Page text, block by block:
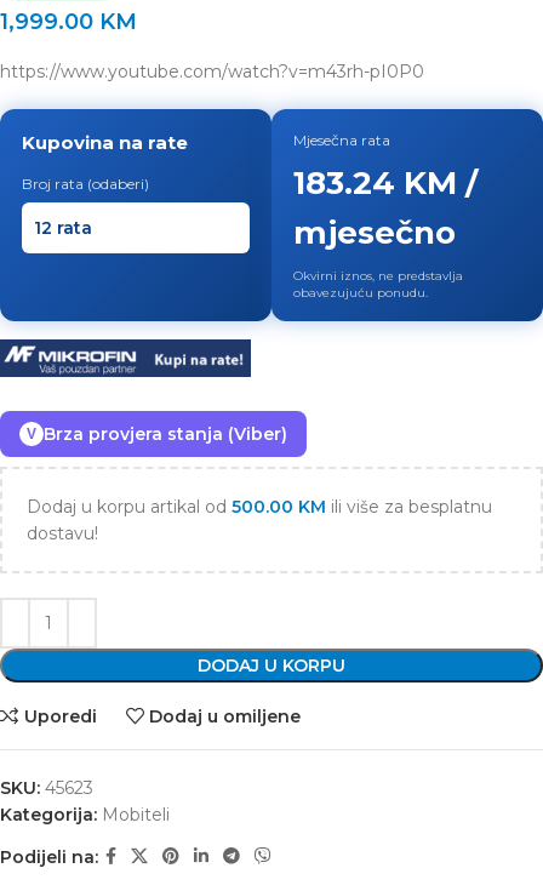
1,999.00 KM
https://www.youtube.com/watch?v=m43rh-pI0P0
Kupovina na rate
Broj rata (odaberi)
Mjesečna rata
183.24 KM /
mjesečno
Okvirni iznos, ne predstavlja
obavezujuću ponudu.
V Brza provjera stanja (Viber)
Dodaj u korpu artikal od 500.00 KM ili više za besplatnu
dostavu!
DODAJ U KORPU
Uporedi Dodaj u omiljene
SKU: 45623
Kategorija: Mobiteli
Podijeli na: